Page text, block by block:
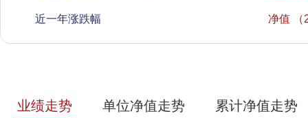
近一年涨跌幅 净值 （
业绩走势 单位净值走势 累计净值走势